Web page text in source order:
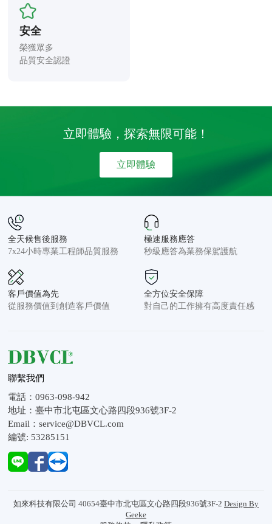
安全
榮獲眾多
品質安全認證
立即體驗，探索無限可能！
立即體驗
全天候售後服務
7x24小時專業工程師品質服務
極速服務應答
秒級應答為業務保駕護航
客戶價值為先
從服務價值到創造客戶價值
全方位安全保障
對自己的工作擁有高度責任感
聯繫我們
電話：0963-098-942
地址：臺中市北屯區文心路四段936號3F-2
Email：service@DBVCL.com
編號: 53285151
如來科技有限公司 40654臺中市北屯區文心路四段936號3F-2 Design By
Geeke